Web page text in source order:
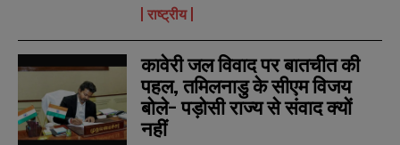
राष्ट्रीय
कावेरी जल विवाद पर बातचीत की
पहल, तमिलनाडु के सीएम विजय
बोले- पड़ोसी राज्य से संवाद क्यों
नहीं